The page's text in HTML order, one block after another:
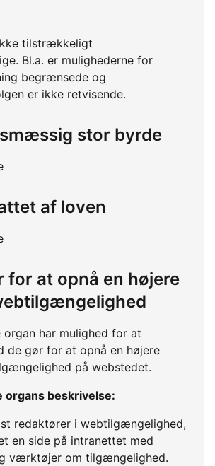
tilstrækkeligt
Bl.a. er mulighederne for
begrænsede og
er ikke retvisende.
stor byrde
af loven
for at opnå en højere
har mulighed for at
de gør for at opnå en højere
på webstedet.
organs beskrivelse:
redaktører i webtilgængelighed,
en side på intranettet med
værktøjer om tilgængelighed.